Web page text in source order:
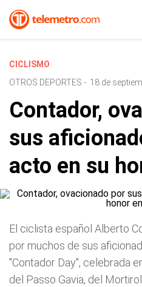
CICLISMO
OTROS DEPORTES - 18 de
Contador,
sus
acto en su
El ciclista español Alberto
por muchos de sus
"Contador Day", celebrada
del Passo Gavia, del